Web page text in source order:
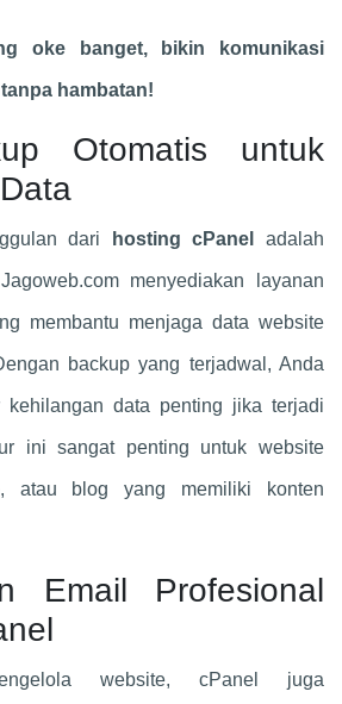
oke banget, bikin komunikasi
hambatan!
Otomatis untuk
dari hosting cPanel adalah
menyediakan layanan
membantu menjaga data website
backup yang terjadwal, Anda
kehilangan data penting jika terjadi
ini sangat penting untuk website
atau blog yang memiliki konten
Email Profesional
website, cPanel juga